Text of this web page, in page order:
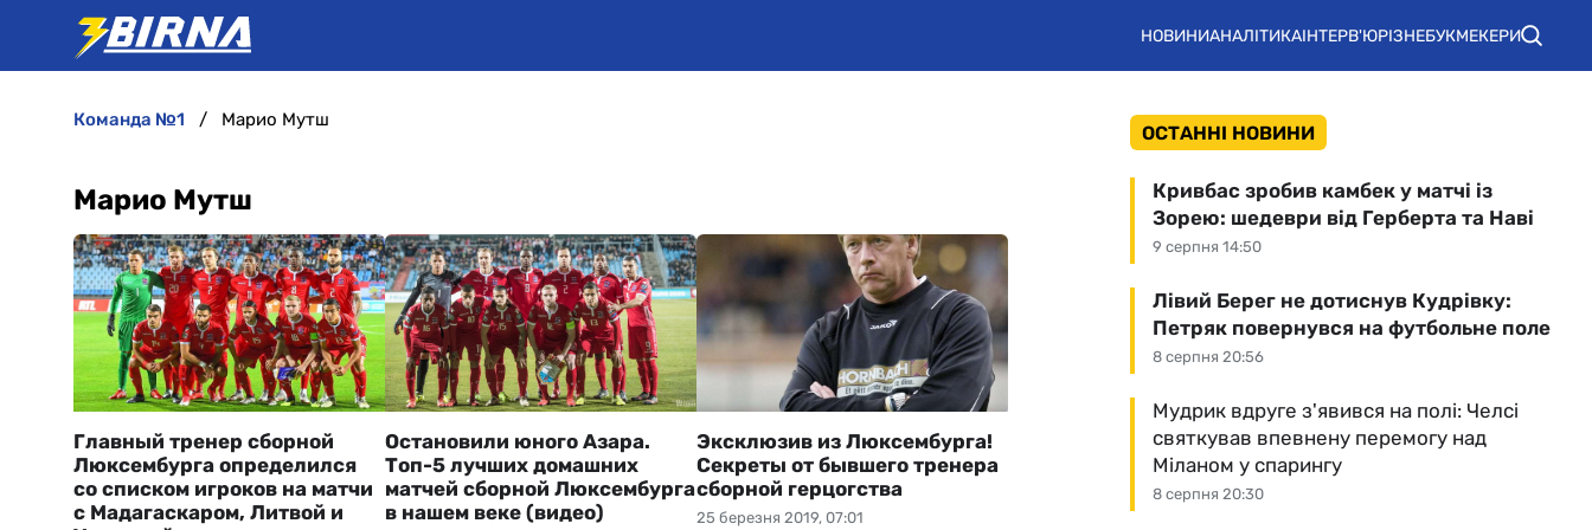
НОВИНИАНАЛІТИКАІНТЕРВ'ЮРІЗНЕБУКМЕКЕРИ
команда №1 Марио Мутш
Марио Мутш
Главный тренер сборной
Люксембурга определился
со списком игроков на матчи
с Мадагаскаром, Литвой и
Остановили юного Азара.
Топ-5 лучших домашних
матчей сборной Люксембурга
в нашем веке (видео)
25 березня 2019, 07:01
Эксклюзив из Люксембурга!
Секреты от бывшего тренера
сборной герцогства
ОСТАННІ НОВИНИ
9 серпня 14:50
Кривбас зробив камбек у матчі із
Зорею: шедеври від Герберта та Наві
8 серпня 20:56
Лівий Берег не дотиснув Кудрівку:
Петряк повернувся на футбольне поле
8 серпня 20:30
Мудрик вдруге з'явився на полі: Челсі
святкував впевнену перемогу над
Міланом у спарингу